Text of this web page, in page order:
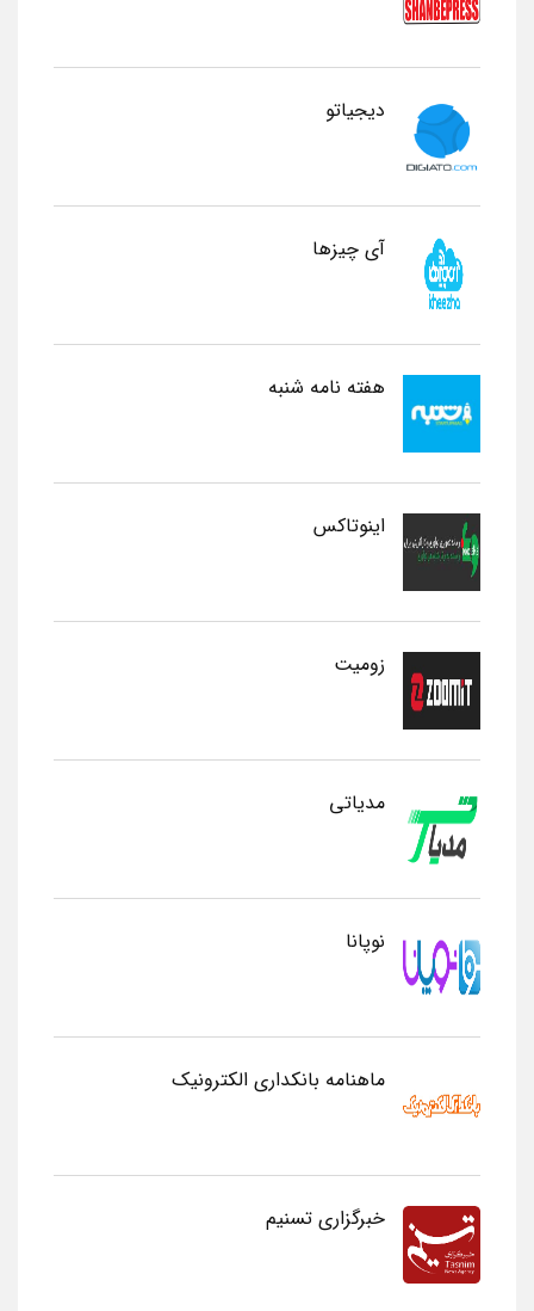
دیجیاتو
آی چیزها
هفته نامه شنبه
اینوتاکس
زومیت
مدیاتی
نوپانا
ماهنامه بانکداری الکترونیک
خبرگزاری تسنیم